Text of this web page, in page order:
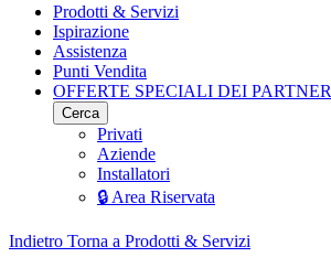
Prodotti & Servizi
Ispirazione
Assistenza
Punti Vendita
OFFERTE SPECIALI DEI PARTNER
Cerca
Privati
Aziende
Installatori
🔒 Area Riservata
Indietro Torna a Prodotti & Servizi